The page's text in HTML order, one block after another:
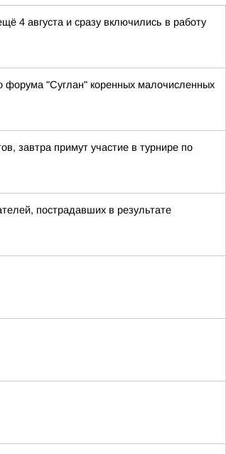
4 августа и сразу включились в работу
форума "Суглан" коренных малочисленных
завтра примут участие в турнире по
пострадавших в результате